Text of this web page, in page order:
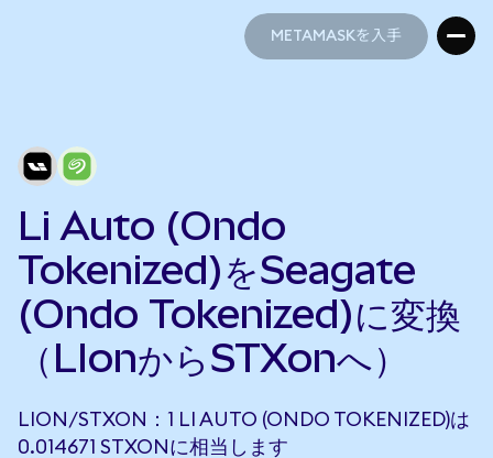
METAMASKを入手
Li Auto (Ondo
Tokenized)をSeagate
(Ondo Tokenized)に変換
（LIonからSTXonへ）
LION/STXON：1 LI AUTO (ONDO TOKENIZED)は
0.014671 STXONに相当します